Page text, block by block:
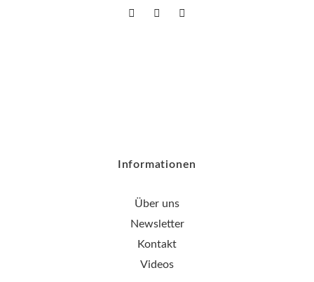
Informationen
Über uns
Newsletter
Kontakt
Videos